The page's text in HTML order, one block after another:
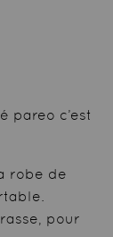
pareo c’est
robe de
pour